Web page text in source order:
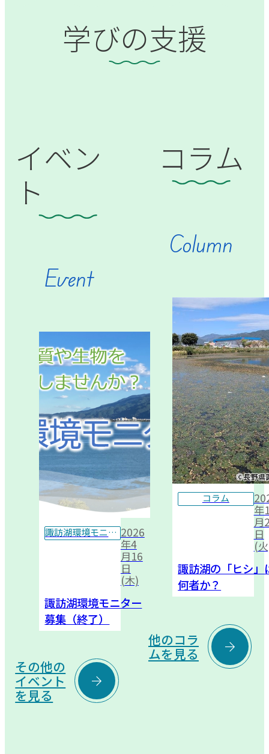
学びの支援
イベン
ト
Event
諏訪湖環境モニター 2026
年4
月16
日
(木)
諏訪湖環境モニター
募集（終了）
その他の
イベント
を見る

コラム
Column
コラム
年
月
日
(
諏訪湖の「ヒシ」
何者か？
他のコラ
ムを見る
